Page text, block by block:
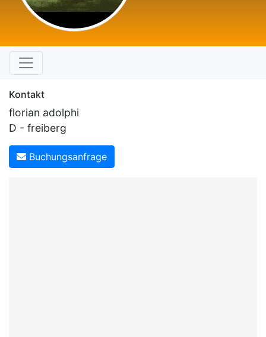
Kontakt
florian adolphi
D - freiberg
Buchungsanfrage